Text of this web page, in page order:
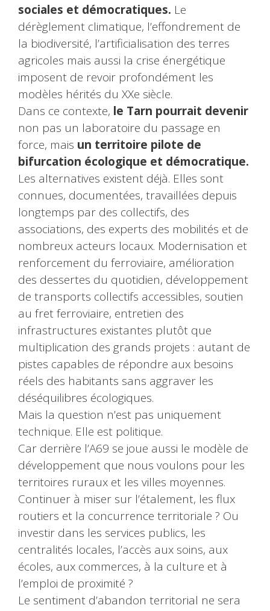
sociales et démocratiques. Le
dérèglement climatique, l’effondrement de
la biodiversité, l’artificialisation des terres
agricoles mais aussi la crise énergétique
imposent de revoir profondément les
modèles hérités du XXe siècle.
Dans ce contexte, le Tarn pourrait devenir
non pas un laboratoire du passage en
force, mais un territoire pilote de
bifurcation écologique et démocratique.
Les alternatives existent déjà. Elles sont
connues, documentées, travaillées depuis
longtemps par des collectifs, des
associations, des experts des mobilités et de
nombreux acteurs locaux. Modernisation et
renforcement du ferroviaire, amélioration
des dessertes du quotidien, développement
de transports collectifs accessibles, soutien
au fret ferroviaire, entretien des
infrastructures existantes plutôt que
multiplication des grands projets : autant de
pistes capables de répondre aux besoins
réels des habitants sans aggraver les
déséquilibres écologiques.
Mais la question n’est pas uniquement
technique. Elle est politique.
Car derrière l’A69 se joue aussi le modèle de
développement que nous voulons pour les
territoires ruraux et les villes moyennes.
Continuer à miser sur l’étalement, les flux
routiers et la concurrence territoriale ? Ou
investir dans les services publics, les
centralités locales, l’accès aux soins, aux
écoles, aux commerces, à la culture et à
l’emploi de proximité ?
Le sentiment d’abandon territorial ne sera